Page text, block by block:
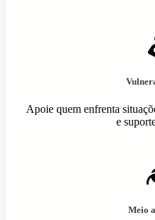
Apoie quem enfrenta
e
Meio